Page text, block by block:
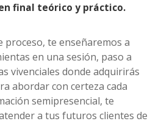
final teórico y práctico.
proceso, te enseñaremos a
en una sesión, paso a
vivenciales donde adquirirás
abordar con certeza cada
semipresencial, te
a tus futuros clientes de